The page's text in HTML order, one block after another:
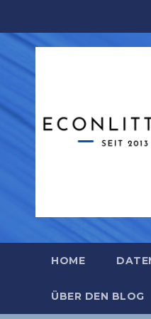
Inhalt
springen
HOME
ÜBER DEN BLOG